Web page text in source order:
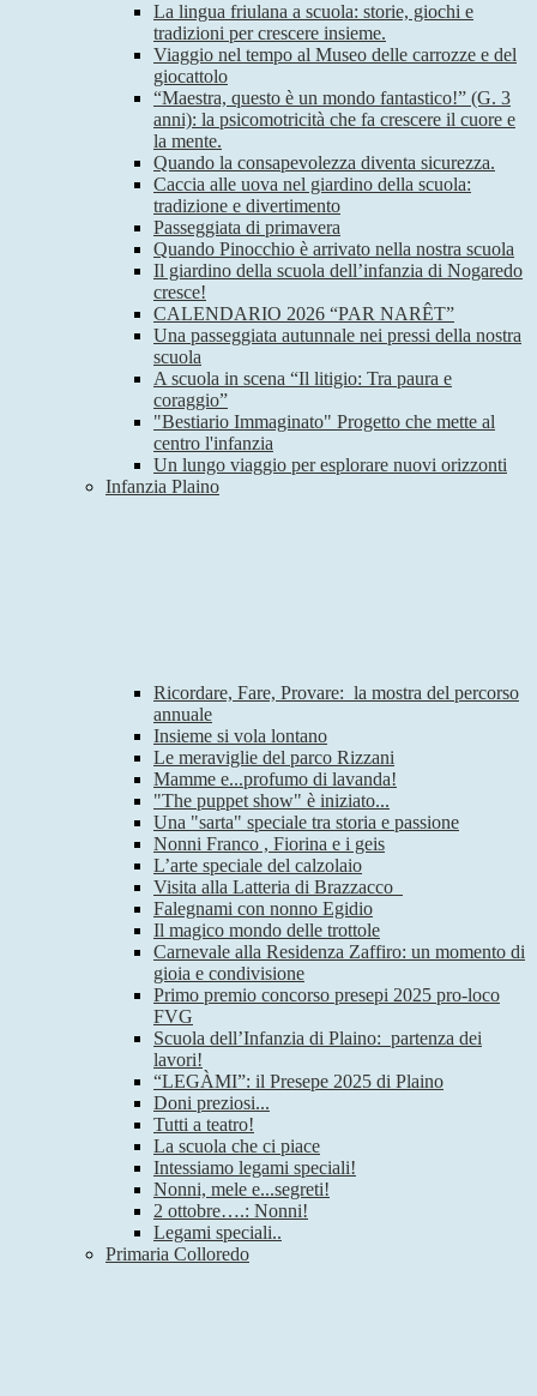
La lingua friulana a scuola: storie, giochi e
tradizioni per crescere insieme.
Viaggio nel tempo al Museo delle carrozze e del
giocattolo
“Maestra, questo è un mondo fantastico!” (G. 3
anni): la psicomotricità che fa crescere il cuore e
la mente.
Quando la consapevolezza diventa sicurezza.
Caccia alle uova nel giardino della scuola:
tradizione e divertimento
Passeggiata di primavera
Quando Pinocchio è arrivato nella nostra scuola
Il giardino della scuola dell’infanzia di Nogaredo
cresce!
CALENDARIO 2026 “PAR NARÊT”
Una passeggiata autunnale nei pressi della nostra
scuola
A scuola in scena “Il litigio: Tra paura e
coraggio”
"Bestiario Immaginato" Progetto che mette al
centro l'infanzia
Un lungo viaggio per esplorare nuovi orizzonti
Infanzia Plaino
Ricordare, Fare, Provare: la mostra del percorso
annuale
Insieme si vola lontano
Le meraviglie del parco Rizzani
Mamme e...profumo di lavanda!
"The puppet show" è iniziato...
Una "sarta" speciale tra storia e passione
Nonni Franco , Fiorina e i geis
L’arte speciale del calzolaio
Visita alla Latteria di Brazzacco
Falegnami con nonno Egidio
Il magico mondo delle trottole
Carnevale alla Residenza Zaffiro: un momento di
gioia e condivisione
Primo premio concorso presepi 2025 pro-loco
FVG
Scuola dell’Infanzia di Plaino: partenza dei
lavori!
“LEGÀMI”: il Presepe 2025 di Plaino
Doni preziosi...
Tutti a teatro!
La scuola che ci piace
Intessiamo legami speciali!
Nonni, mele e...segreti!
2 ottobre….: Nonni!
Legami speciali..
Primaria Colloredo